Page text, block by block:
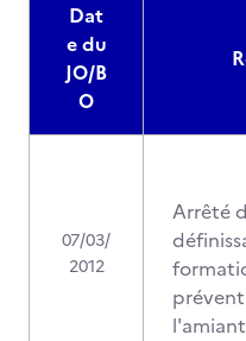
Dat
e du
JO/B
O
07/03/
2012
Arrêté